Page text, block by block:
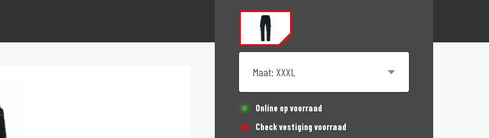
Online op voorraad
Check vestiging voorraad